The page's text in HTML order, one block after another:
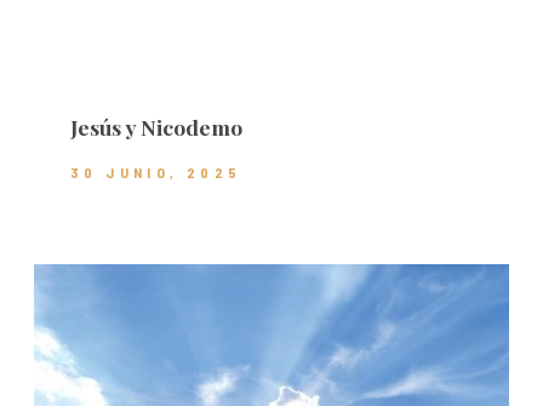
Jesús y Nicodemo
30 JUNIO, 2025